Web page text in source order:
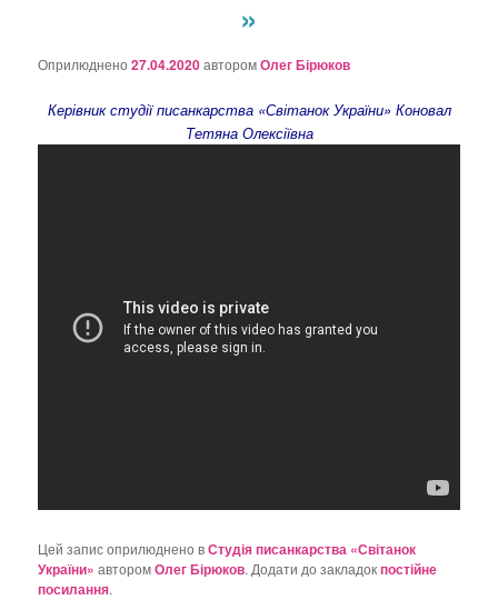
п
и
а
»
Оприлюднено27.04.2020авторомОлег Бірюков
Керівник студії писанкарства «Світанок України» Коновал
Тетяна Олексіївна
Цей запис оприлюднено вСтудія писанкарства «Світанок
України» авторомОлег Бірюков. Додати до закладокпостійне
посилання.